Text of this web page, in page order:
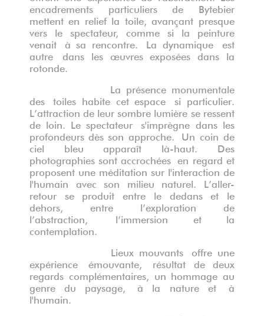
encadrements particuliers de Bytebier
mettent en relief la toile, avan ç ant presque
vers le spectateur, comme si la peinture
venait à sa rencontre. La dynamique est
autre dans les œuvres exposées dans la
rotonde.
La présence monumentale
de s toiles habite cet espace si particulier
’ attraction de leur sombre lumi è re se ressent
de loin e spectateur s'imprè gne dans les
profondeurs d è s son approche. Un coin de
ciel bleu apparaît l à-haut. D es
photographies sont accrochées en regard et
proposent une méditation sur l'interaction de
l'humain avec son milieu naturel. L ’ aller-
retour se produit entre le dedans et le
dehors, entre l ’ exploration de
’ abstraction, l’ immersion et la
contemplation
Lieux mouvants offre une
expé rience émouvante résultat de deux
regards complémentaires, un hommage au
genre du paysage, à la nature et à
l'humain.